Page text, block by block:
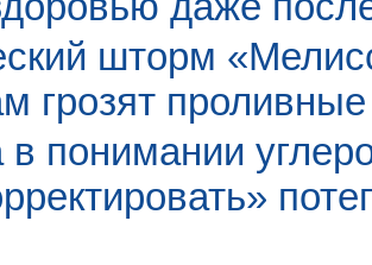
шторм
грозят
понимании